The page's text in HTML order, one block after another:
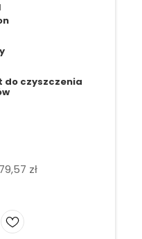
do czyszczenia
zł